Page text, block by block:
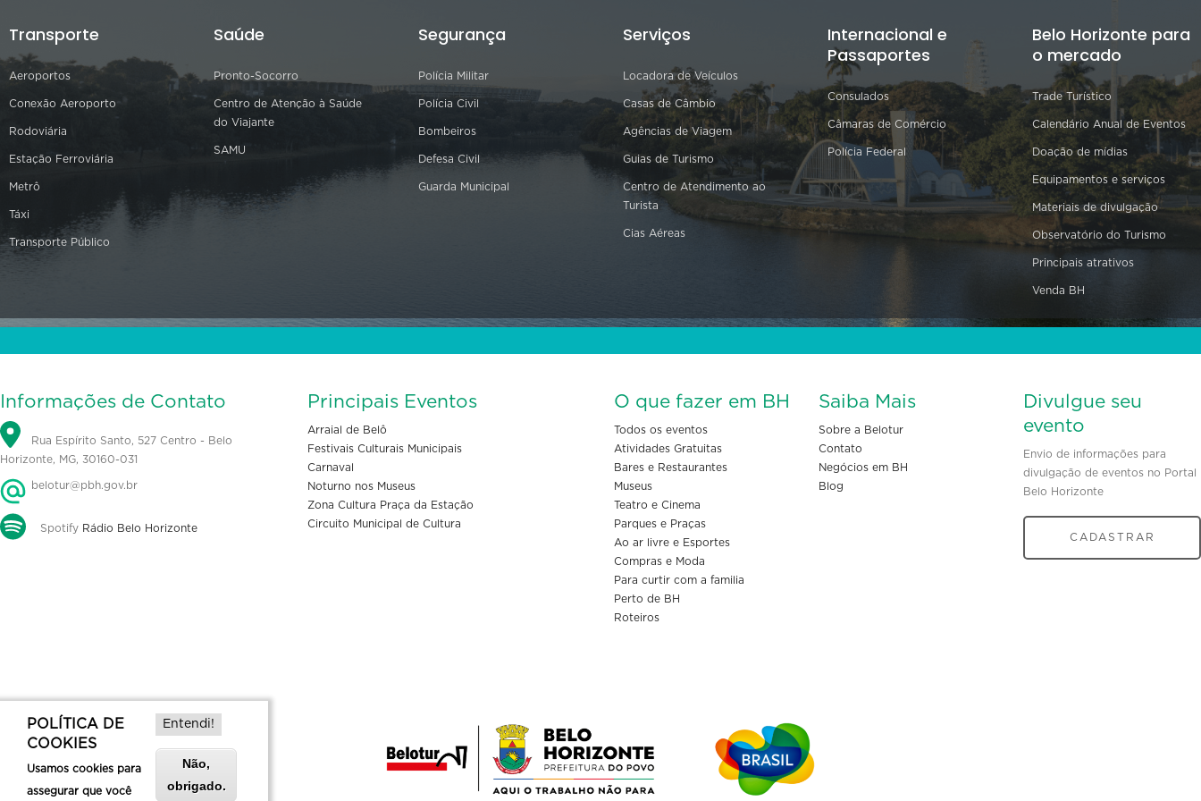
Transporte
Aeroportos
Conexão Aeroporto
Rodoviária
Estação Ferroviária
Metrô
Táxi
Transporte Público
Saúde
Pronto-Socorro
Centro de Atenção à Saúde
do Viajante
SAMU
Segurança
Polícia Militar
Polícia Civil
Bombeiros
Defesa Civil
Guarda Municipal
Serviços
Locadora de Veículos
Casas de Câmbio
Agências de Viagem
Guias de Turismo
Centro de Atendimento ao
Turista
Cias Aéreas
Internacional e
Passaportes
Consulados
Câmaras de Comércio
Polícia Federal
Belo Horizonte para
o mercado
Trade Turístico
Calendário Anual de Eventos
Doação de mídias
Equipamentos e serviços
Materiais de divulgação
Observatório do Turismo
Principais atrativos
Venda BH
Informações de Contato
Rua Espírito Santo, 527 Centro - Belo
Horizonte, MG, 30160-031
belotur@pbh.gov.br
Spotify Rádio Belo Horizonte
Principais Eventos
Arraial de Belô
Festivais Culturais Municipais
Carnaval
Noturno nos Museus
Zona Cultura Praça da Estação
Circuito Municipal de Cultura
O que fazer em BH
Todos os eventos
Atividades Gratuitas
Bares e Restaurantes
Museus
Teatro e Cinema
Parques e Praças
Ao ar livre e Esportes
Compras e Moda
Para curtir com a familia
Perto de BH
Roteiros
Saiba Mais
Sobre a Belotur
Contato
Negócios em BH
Blog
Divulgue seu
evento
Envio de informações para
divulgação de eventos no Portal
Belo Horizonte
CADASTRAR
POLÍTICA DE
COOKIES
Usamos cookies para
assegurar que você
Entendi!
Não,
obrigado.